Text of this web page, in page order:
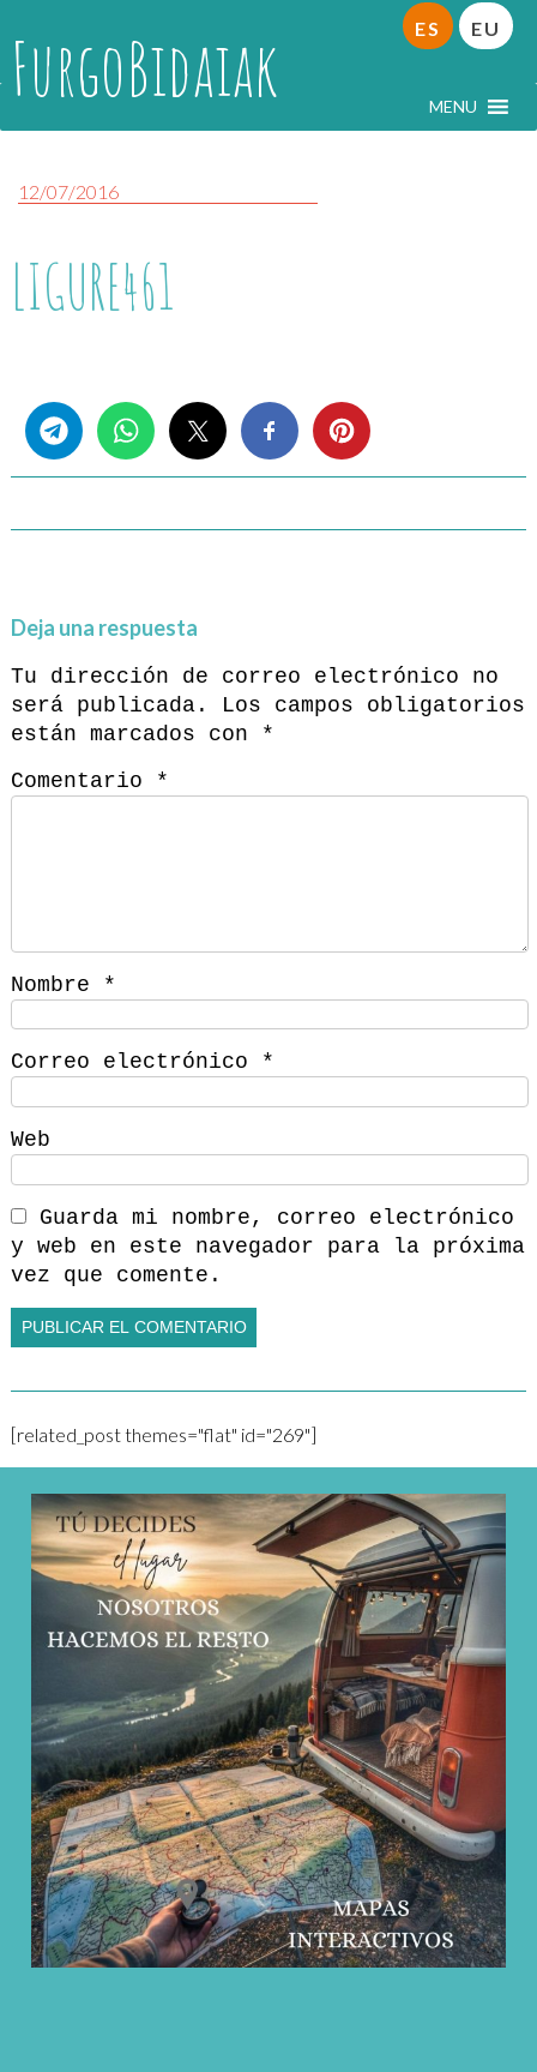
FurgoBidaiak MENU
ES EU
12/07/2016
LIGURE461
Deja una respuesta
Tu dirección de correo electrónico no
será publicada.
Los campos obligatorios
están marcados con
*
Comentario
*
Nombre *
Correo electrónico *
Web
Guarda mi nombre, correo electrónico
y web en este navegador para la próxima
vez que comente.
[related_post themes="flat" id="269"]